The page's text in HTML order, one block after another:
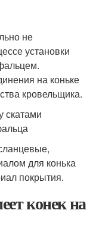
не
установки
на коньке
кровельщика.
скатами
для конька
покрытия.
конек на